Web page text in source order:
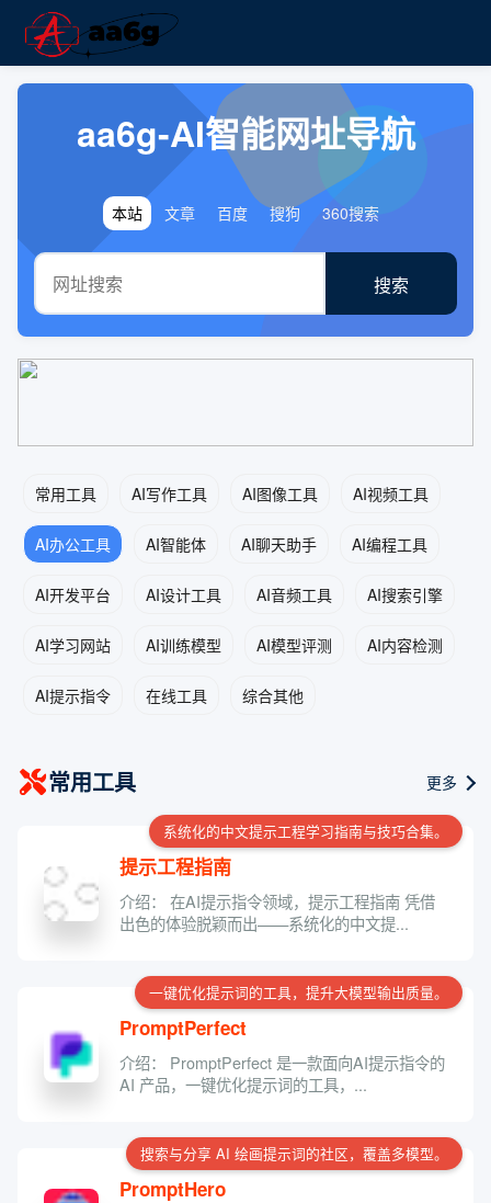
aa6g-AI智能网址导航
本站 文章 百度 搜狗 360搜索
搜索
常用工具 AI写作工具 AI图像工具 AI视频工具
AI办公工具 AI智能体 AI聊天助手 AI编程工具
AI开发平台 AI设计工具 AI音频工具 AI搜索引擎
AI学习网站 AI训练模型 AI模型评测 AI内容检测
AI提示指令 在线工具 综合其他
常用工具 更多
系统化的中文提示工程学习指南与技巧合集。
提示工程指南
介绍： 在AI提示指令领域，提示工程指南 凭借
出色的体验脱颖而出——系统化的中文提...
一键优化提示词的工具，提升大模型输出质量。
PromptPerfect
介绍： PromptPerfect 是一款面向AI提示指令的
AI 产品，一键优化提示词的工具，...
搜索与分享 AI 绘画提示词的社区，覆盖多模型。
PromptHero